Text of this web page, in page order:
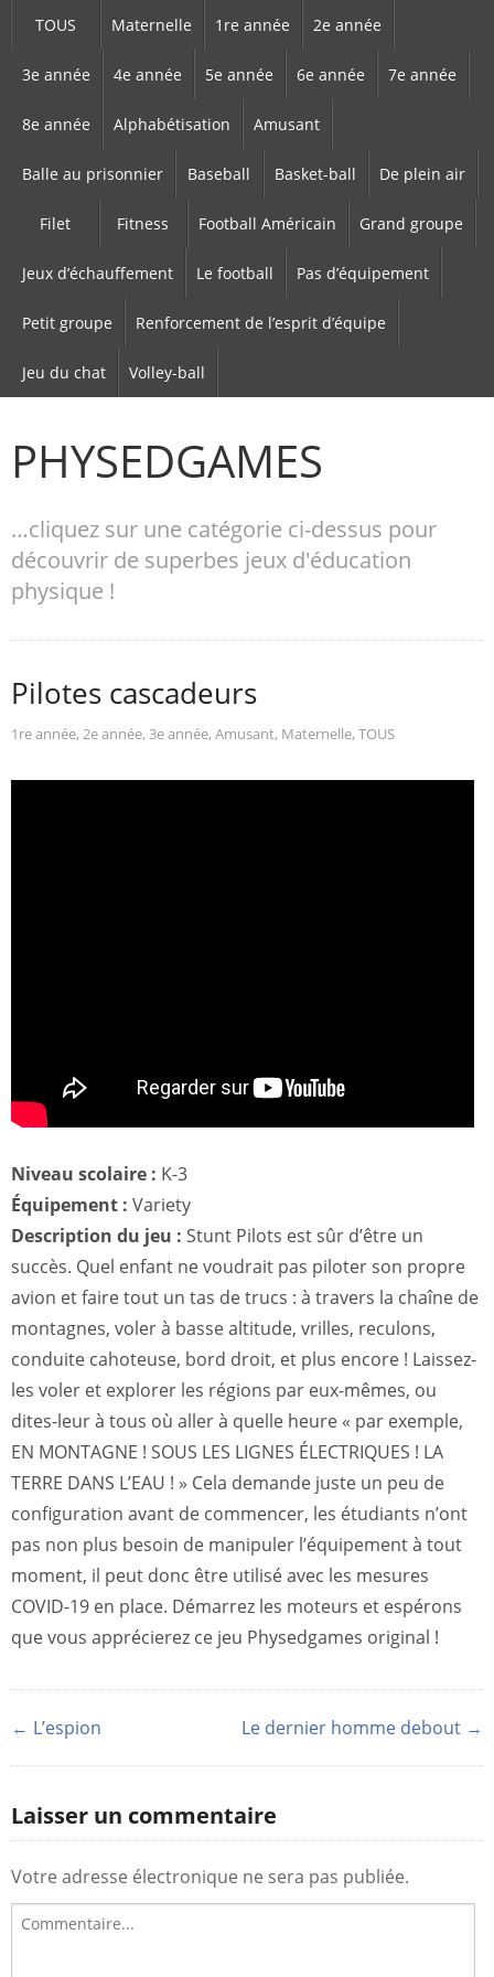
TOUS Maternelle 1re année 2e année
3e année 4e année 5e année 6e année 7e année
8e année Alphabétisation Amusant
Balle au prisonnier Baseball Basket-ball De plein air
Filet Fitness Football Américain Grand groupe
Jeux d’échauffement Le football Pas d’équipement
Petit groupe Renforcement de l’esprit d’équipe
Jeu du chat Volley-ball
PHYSEDGAMES
…cliquez sur une catégorie ci-dessus pour
découvrir de superbes jeux d'éducation
physique !
Pilotes cascadeurs
1re année, 2e année, 3e année, Amusant, Maternelle, TOUS
Niveau scolaire : K-3
Équipement : Variety
Description du jeu : Stunt Pilots est sûr d’être un
succès. Quel enfant ne voudrait pas piloter son propre
avion et faire tout un tas de trucs : à travers la chaîne de
montagnes, voler à basse altitude, vrilles, reculons,
conduite cahoteuse, bord droit, et plus encore ! Laissez-
les voler et explorer les régions par eux-mêmes, ou
dites-leur à tous où aller à quelle heure « par exemple,
EN MONTAGNE ! SOUS LES LIGNES ÉLECTRIQUES ! LA
TERRE DANS L’EAU ! » Cela demande juste un peu de
configuration avant de commencer, les étudiants n’ont
pas non plus besoin de manipuler l’équipement à tout
moment, il peut donc être utilisé avec les mesures
COVID-19 en place. Démarrez les moteurs et espérons
que vous apprécierez ce jeu Physedgames original !
← L’espion Le dernier homme debout →
Laisser un commentaire
Votre adresse électronique ne sera pas publiée.